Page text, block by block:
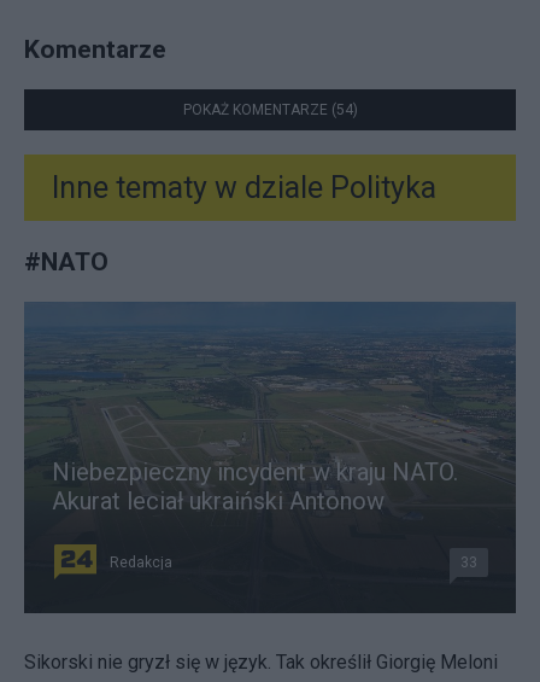
Komentarze
POKAŻ KOMENTARZE (54)
Inne tematy w dziale Polityka
#NATO
Niebezpieczny incydent w kraju NATO.
Akurat leciał ukraiński Antonow
Redakcja 33
Sikorski nie gryzł się w język. Tak określił Giorgię Meloni